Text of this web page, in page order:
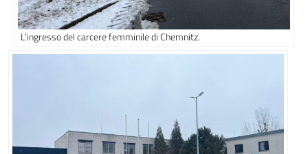
L’ingresso del carcere femminile di Chemnitz.